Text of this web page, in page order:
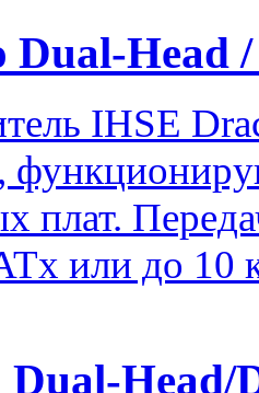
Dual-Head
IHSE
плат.
или до 10
Head/